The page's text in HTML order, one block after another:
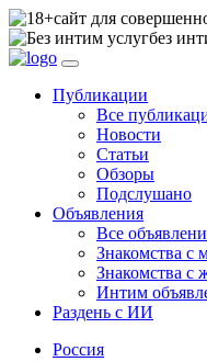
сайт для
без
Публикации
Все
Новости
Статьи
Обзоры
Подслушано
Объявления
Все
Знакомства с
Знакомства с
Интим
Раздень с ИИ
Россия